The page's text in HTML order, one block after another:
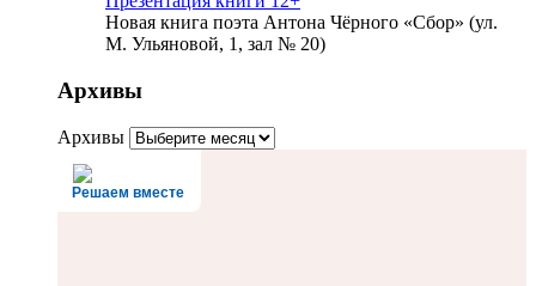
Новая книга поэта Антона Чёрного «Сбор» (ул.
М. Ульяновой, 1, зал № 20)
Архивы
Архивы
Решаем вместе